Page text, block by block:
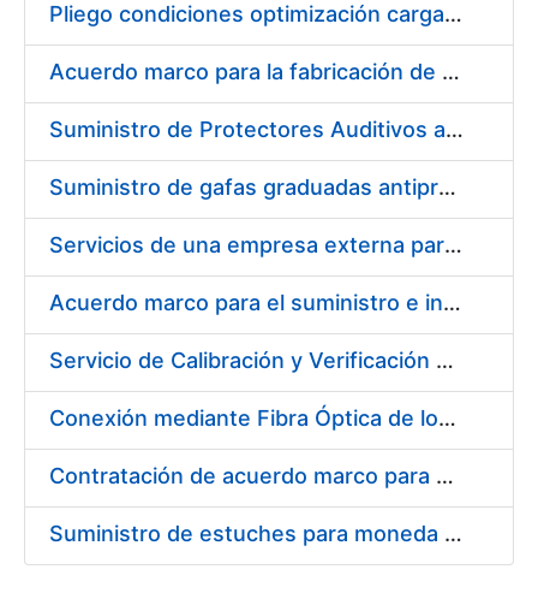
Mostrar/Ocultar Pliego condiciones optimización cargas compras firmado
Acuerdo marco para la fabricación de piezas
Suministro de Protectores Auditivos a medida para las personas trabajadoras de los Centros de Trabajo de Madrid y Burgos
Suministro de gafas graduadas antiproyecciones para los trabajadores de la FNMT-RCM en los centros de trabajo de Madrid y Burgos
Servicios de una empresa externa para el asesoramiento y resolución de los recursos de alzada que se presentan relacionados con procesos de selección para la FNMT-RCM
Acuerdo marco para el suministro e instalación de persianas, estores y otros complementos
Servicio de Calibración y Verificación Externa de los Equipos de Medición del Servicio de Prevención de la FNMT-RCM
Conexión mediante Fibra Óptica de los Centros de Proceso de Datos (CPDs) de las sedes de la FNMT-RCM de Burgos y Madrid
Contratación de acuerdo marco para el Suministro de Material de Electricidad para la Fábrica Nacional de Moneda y Timbre-Real Casa de la Moneda en su centro de trabajo de Burgos
Suministro de estuches para moneda de 30 €